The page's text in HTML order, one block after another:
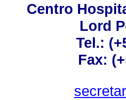
Centro
Lord
Tel.:
Fax: